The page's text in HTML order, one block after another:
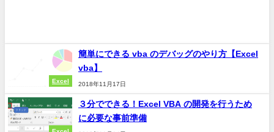
Excel
簡単にできる vba のデバッグのやり方【Excel
vba】
2018年11月17日
３分でできる！Excel VBA の開発を行うため
に必要な事前準備